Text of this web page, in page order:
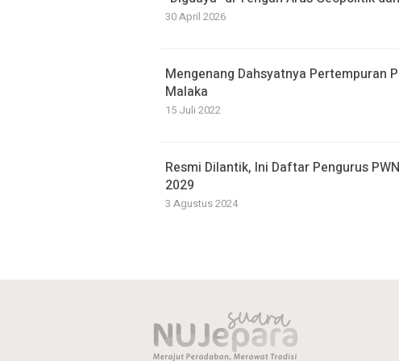
30 April 2026
Mengenang Dahsyatnya Pertempuran
Malaka
15 Juli 2022
Resmi Dilantik, Ini Daftar Pengurus
2029
3 Agustus 2024